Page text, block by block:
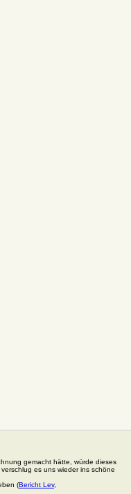
gemacht hätte, würde dieses
es uns wieder ins schöne
(Bericht Lev,